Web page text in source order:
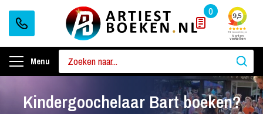
0
Menu
Kindergoochelaar Bart boeken?